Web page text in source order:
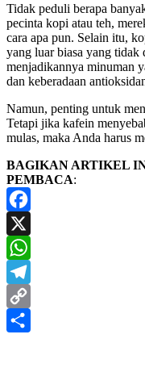
Tidak peduli berapa
pecinta kopi atau teh,
cara apa pun. Selain itu,
yang luar biasa yang tidak
menjadikannya minuman
dan keberadaan
Namun, penting untuk
Tetapi jika kafein
mulas, maka Anda harus
BAGIKAN ARTIKEL
PEMBACA:
Facebook
X
WhatsApp
Telegram
Copy